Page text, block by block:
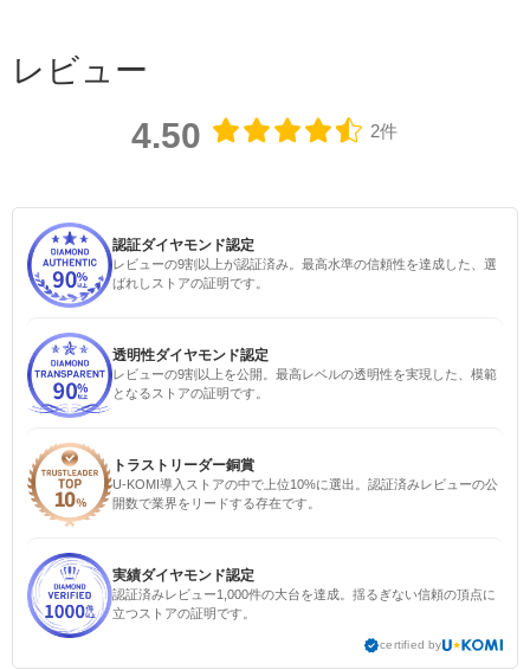
レビュー
4.50 2件
認証ダイヤモンド認定
レビューの9割以上が認証済み。最高水準の信頼性を達成した、選
ばれしストアの証明です。
透明性ダイヤモンド認定
レビューの9割以上を公開。最高レベルの透明性を実現した、模範
となるストアの証明です。
トラストリーダー銅賞
U-KOMI導入ストアの中で上位10%に選出。認証済みレビューの公
開数で業界をリードする存在です。
実績ダイヤモンド認定
認証済みレビュー1,000件の大台を達成。揺るぎない信頼の頂点に
立つストアの証明です。
certified by